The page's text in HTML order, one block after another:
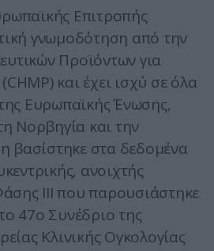
Επιτροπής
γνωμοδότηση από την
Προϊόντων για
και έχει ισχύ σε όλα
Ευρωπαϊκής Ένωσης,
Νορβηγία και την
βασίστηκε στα δεδομένα
ανοιχτής
ΙΙΙ που παρουσιάστηκε
47ο Συνέδριο της
Κλινικής Ογκολογίας